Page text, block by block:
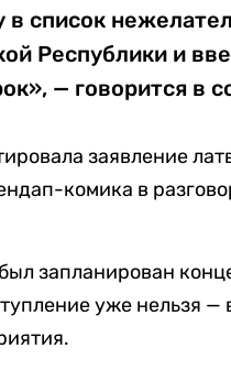
список
Республики и
— говорится в
заявление
комика в
запланирован
уже нельзя —